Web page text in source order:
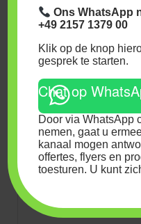
Onderhoudstips:
Bewaar op een
zonlicht.
voorkomen.
Gebruik binnen 3
resultaten.
Antwoorden op
Moet ik mijn EC-meter
Ons WhatsApp
+49 2157 1379 00
Klik op de knop
gesprek te starten.
Chat op
Door via WhatsApp
nemen, gaat u
kanaal mogen
offertes, flyers en
toesturen. U kunt